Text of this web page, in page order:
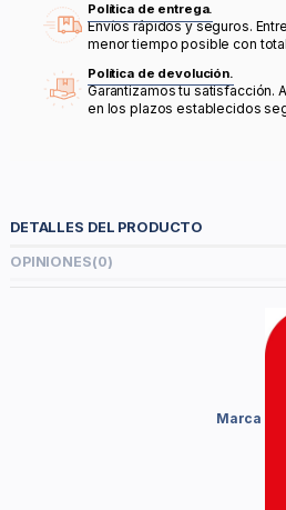
Política de entrega.
Envíos rápidos y seguros.
menor tiempo posible con
Política de devolución.
Garantizamos tu satisfacción.
en los plazos establecidos
DETALLES DEL PRODUCTO
OPINIONES(0)
Marca